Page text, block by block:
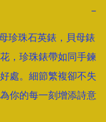
−
珍珠石英錶，貝母錶
，珍珠錶帶如同手鍊
處。細節繁複卻不失
你的每一刻增添詩意